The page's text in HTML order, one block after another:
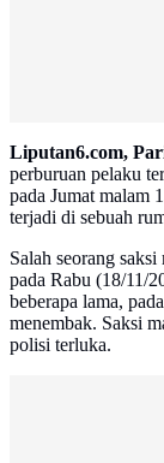
Liputan6.com,
perburuan pelaku
pada Jumat malam
terjadi di sebuah
Salah seorang
pada Rabu (18/11/
beberapa lama,
menembak. Saksi
polisi terluka.